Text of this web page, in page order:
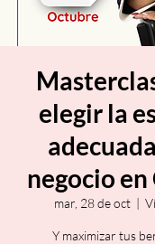
elegir la
negocio en
mar, 28 de oct
  |
Y maximizar tus